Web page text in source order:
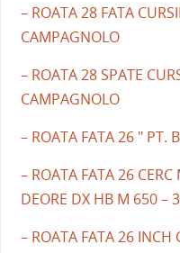
– ROATA 28 FATA
CAMPAGNOLO
– ROATA 28 SPATE
CAMPAGNOLO
– ROATA FATA 26 " PT.
– ROATA FATA 26
DEORE DX HB M 650 –
– ROATA FATA 26 INCH